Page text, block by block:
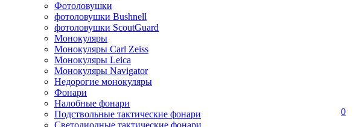
Фотоловушки
фотоловушки Bushnell
фотоловушки ScoutGuard
Монокуляры
Монокуляры Carl Zeiss
Монокуляры Leica
Монокуляры Navigator
Недорогие монокуляры
Фонари
Налобные фонари
Подствольные тактические фонари
Светодиодные тактические фонари
0